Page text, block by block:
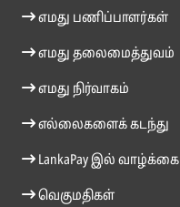
எமது பணிப்பாளர்கள்
எமது தலைமைத்துவம்
எமது நிர்வாகம்
எல்லைகளைக் கடந்து
LankaPay இல் வாழ்க்கை
வெகுமதிகள்